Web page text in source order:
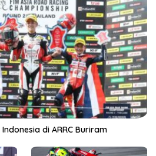
di ARRC Buriram